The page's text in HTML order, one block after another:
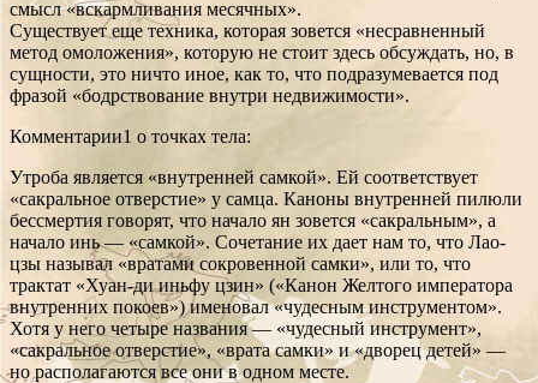
смысл «вскармливания месячных».
Существует еще техника, которая зовется «несравненный
метод омоложения», которую не стоит здесь обсуждать, но, в
сущности, это ничто иное, как то, что подразумевается под
фразой «бодрствование внутри недвижимости».
Комментарии1 о точках тела:
Утроба является «внутренней самкой». Ей соответствует
«сакральное отверстие» у самца. Каноны внутренней пилюли
бессмертия говорят, что начало ян зовется «сакральным», а
начало инь — «самкой». Сочетание их дает нам то, что Лао-
цзы называл «вратами сокровенной самки», или то, что
трактат «Хуан-ди иньфу цзин» («Канон Желтого императора
внутренних покоев») именовал «чудесным инструментом».
Хотя у него четыре названия — «чудесный инструмент»,
«сакральное отверстие», «врата самки» и «дворец детей» —
но располагаются все они в одном месте.